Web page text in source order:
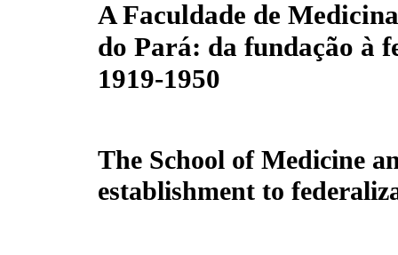
A Faculdade de
do Pará: da fundação à
1919-1950
The School of Medicine
establishment to